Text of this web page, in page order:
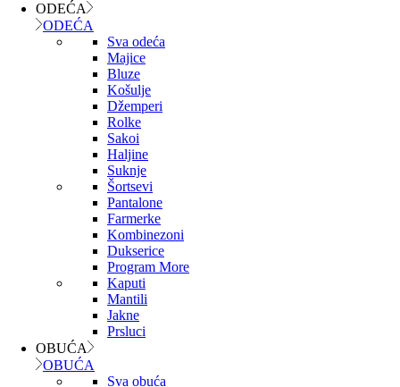
ODEĆA
ODEĆA
Sva odeća
Majice
Bluze
Košulje
Džemperi
Rolke
Sakoi
Haljine
Suknje
Šortsevi
Pantalone
Farmerke
Kombinezoni
Dukserice
Program More
Kaputi
Mantili
Jakne
Prsluci
OBUĆA
OBUĆA
Sva obuća